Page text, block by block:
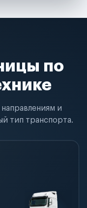
по
и
тип транспорта.